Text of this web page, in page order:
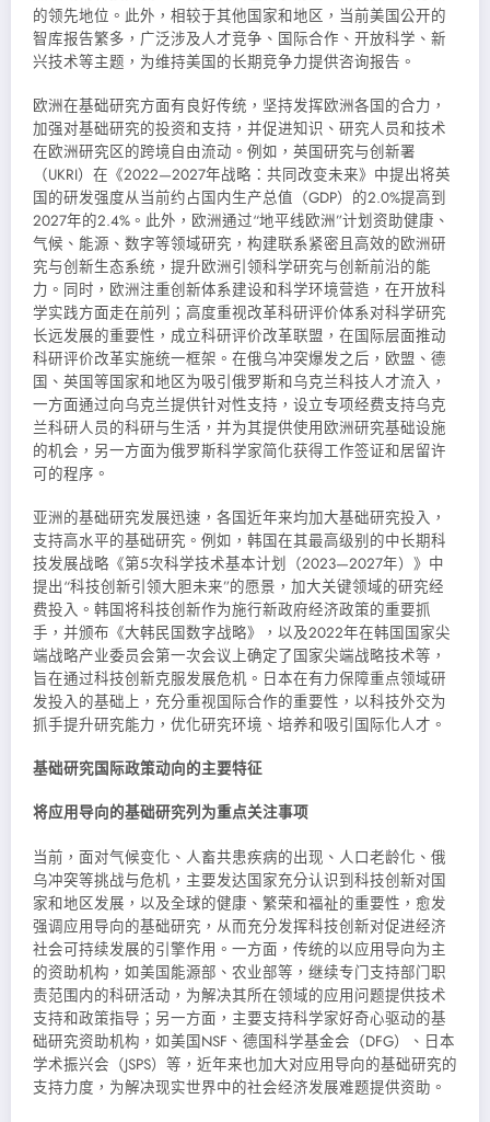
的领先地位。此外，相较于其他国家和地区，当前美国公开的
智库报告繁多，广泛涉及人才竞争、国际合作、开放科学、新
兴技术等主题，为维持美国的长期竞争力提供咨询报告。
欧洲在基础研究方面有良好传统，坚持发挥欧洲各国的合力，
加强对基础研究的投资和支持，并促进知识、研究人员和技术
在欧洲研究区的跨境自由流动。例如，英国研究与创新署
（UKRI）在《2022—2027年战略：共同改变未来》中提出将英
国的研发强度从当前约占国内生产总值（GDP）的2.0%提高到
2027年的2.4%。此外，欧洲通过“地平线欧洲”计划资助健康、
气候、能源、数字等领域研究，构建联系紧密且高效的欧洲研
究与创新生态系统，提升欧洲引领科学研究与创新前沿的能
力。同时，欧洲注重创新体系建设和科学环境营造，在开放科
学实践方面走在前列；高度重视改革科研评价体系对科学研究
长远发展的重要性，成立科研评价改革联盟，在国际层面推动
科研评价改革实施统一框架。在俄乌冲突爆发之后，欧盟、德
国、英国等国家和地区为吸引俄罗斯和乌克兰科技人才流入，
一方面通过向乌克兰提供针对性支持，设立专项经费支持乌克
兰科研人员的科研与生活，并为其提供使用欧洲研究基础设施
的机会，另一方面为俄罗斯科学家简化获得工作签证和居留许
可的程序。
亚洲的基础研究发展迅速，各国近年来均加大基础研究投入，
支持高水平的基础研究。例如，韩国在其最高级别的中长期科
技发展战略《第5次科学技术基本计划（2023—2027年）》中
提出“科技创新引领大胆未来”的愿景，加大关键领域的研究经
费投入。韩国将科技创新作为施行新政府经济政策的重要抓
手，并颁布《大韩民国数字战略》，以及2022年在韩国国家尖
端战略产业委员会第一次会议上确定了国家尖端战略技术等，
旨在通过科技创新克服发展危机。日本在有力保障重点领域研
发投入的基础上，充分重视国际合作的重要性，以科技外交为
抓手提升研究能力，优化研究环境、培养和吸引国际化人才。
基础研究国际政策动向的主要特征
将应用导向的基础研究列为重点关注事项
当前，面对气候变化、人畜共患疾病的出现、人口老龄化、俄
乌冲突等挑战与危机，主要发达国家充分认识到科技创新对国
家和地区发展，以及全球的健康、繁荣和福祉的重要性，愈发
强调应用导向的基础研究，从而充分发挥科技创新对促进经济
社会可持续发展的引擎作用。一方面，传统的以应用导向为主
的资助机构，如美国能源部、农业部等，继续专门支持部门职
责范围内的科研活动，为解决其所在领域的应用问题提供技术
支持和政策指导；另一方面，主要支持科学家好奇心驱动的基
础研究资助机构，如美国NSF、德国科学基金会（DFG）、日本
学术振兴会（JSPS）等，近年来也加大对应用导向的基础研究的
支持力度，为解决现实世界中的社会经济发展难题提供资助。